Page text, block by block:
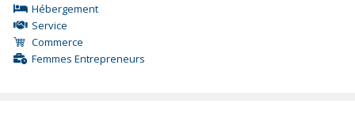
Hébergement
Service
Commerce
Femmes Entrepreneurs